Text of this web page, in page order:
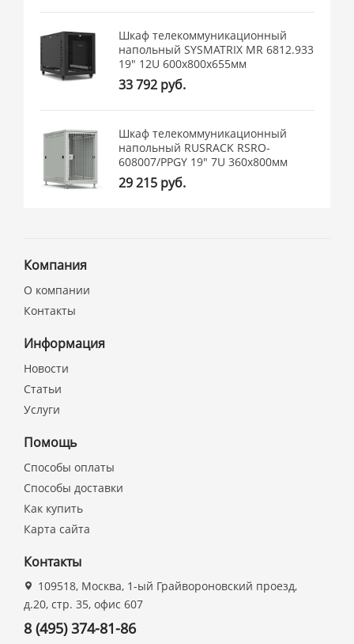
Шкаф телекоммуникационный
напольный SYSMATRIX MR 6812.933
19" 12U 600x800x655мм
33 792 руб.
Шкаф телекоммуникационный
напольный RUSRACK RSRO-
608007/PPGY 19" 7U 360x800мм
29 215 руб.
Компания
О компании
Контакты
Информация
Новости
Статьи
Услуги
Помощь
Способы оплаты
Способы доставки
Как купить
Карта сайта
Контакты
109518, Москва, 1-ый Грайвороновский проезд,
д.20, стр. 35, офис 607
8 (495) 374-81-86